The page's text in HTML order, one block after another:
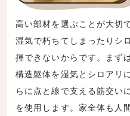
高い部材を選ぶことが大切
湿気で朽ちてしまったりシ
揮できないからです。まず
構造躯体を湿気とシロアリ
らに点と線で支える筋交い
を使用します。家全体も人